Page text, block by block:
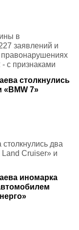
в
заявлений и
- с признаками
столкнулись
«BMW 7»
два
Cruiser» и
иномарка